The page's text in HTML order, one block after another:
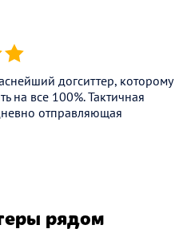
(*)
догситтер, которому
на все 100%. Тактичная
отправляющая
рядом